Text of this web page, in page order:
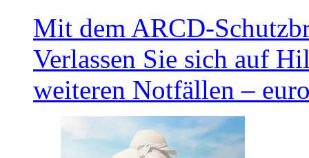
Mit dem ARCD-
Verlassen Sie sich auf
weiteren Notfällen –